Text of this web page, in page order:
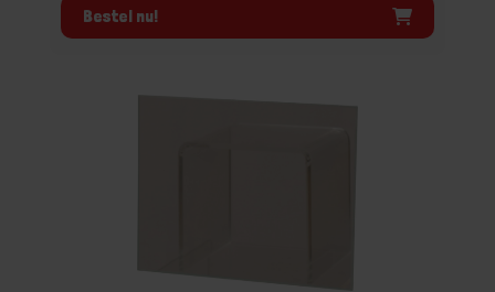
Bestel nu!